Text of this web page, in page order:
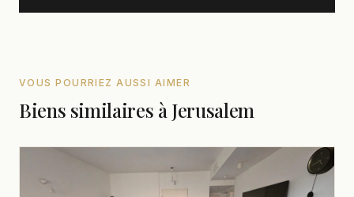
VOUS POURRIEZ AUSSI AIMER
Biens similaires à Jerusalem